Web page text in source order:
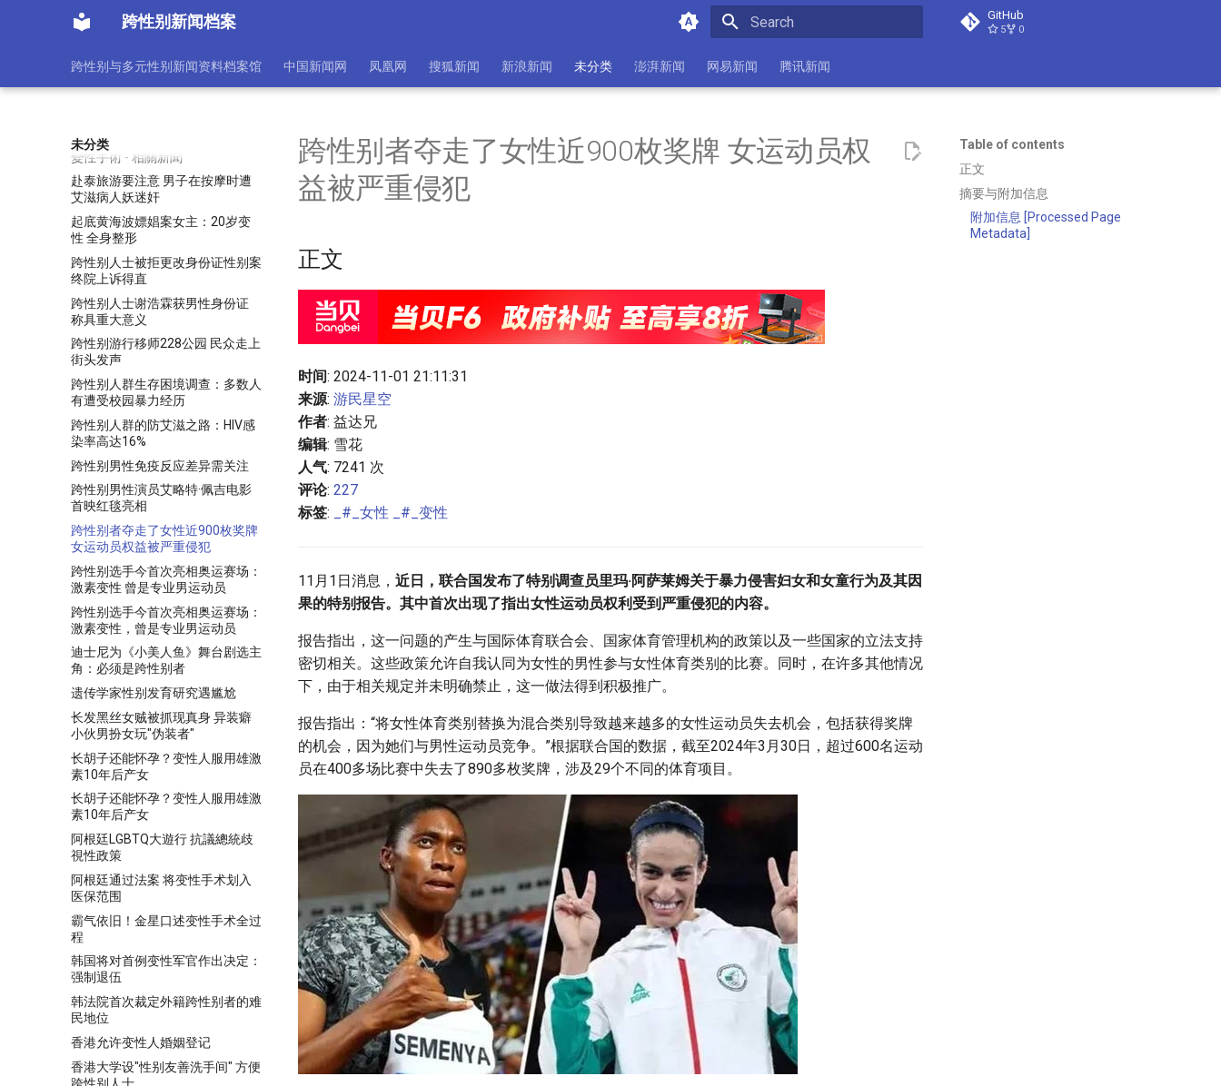
跨性别新闻档案 GitHub
5 0
跨性别与多元性别新闻资料档案馆 中国新闻网 凤凰网 搜狐新闻 新浪新闻 未分类 澎湃新闻 网易新闻 腾讯新闻
未分类
警方表示 跨性别支持者受威胁应
變性人 - 相關新聞 - 自由時報電子
報
變性手術 - 相關新聞
赴泰旅游要注意 男子在按摩时遭
艾滋病人妖迷奸
起底黄海波嫖娼案女主：20岁变
性 全身整形
跨性别人士被拒更改身份证性别案
终院上诉得直
跨性别人士谢浩霖获男性身份证
称具重大意义
跨性别游行移师228公园 民众走上
街头发声
跨性别人群生存困境调查：多数人
有遭受校园暴力经历
跨性别人群的防艾滋之路：HIV感
染率高达16%
跨性别男性免疫反应差异需关注
跨性别男性演员艾略特·佩吉电影
首映红毯亮相
跨性别者夺走了女性近900枚奖牌
女运动员权益被严重侵犯
跨性别选手今首次亮相奥运赛场：
激素变性 曾是专业男运动员
跨性别选手今首次亮相奥运赛场：
激素变性，曾是专业男运动员
迪士尼为《小美人鱼》舞台剧选主
角：必须是跨性别者
遗传学家性别发育研究遇尴尬
长发黑丝女贼被抓现真身 异装癖
小伙男扮女玩"伪装者"
长胡子还能怀孕？变性人服用雄激
素10年后产女
长胡子还能怀孕？变性人服用雄激
素10年后产女
阿根廷LGBTQ大遊行 抗議總統歧
視性政策
阿根廷通过法案 将变性手术划入
医保范围
霸气依旧！金星口述变性手术全过
程
韩国将对首例变性军官作出决定：
强制退伍
韩法院首次裁定外籍跨性别者的难
民地位
香港允许变性人婚姻登记
香港大学设"性别友善洗手间" 方便
跨性别人士
Table of contents
正文
摘要与附加信息
附加信息 [Processed Page
Metadata]
跨性别者夺走了女性近900枚奖牌 女运动员权
益被严重侵犯
正文
时间: 2024-11-01 21:11:31
来源: 游民星空
作者: 益达兄
编辑: 雪花
人气: 7241 次
评论: 227
标签: _#_女性 _#_变性
11月1日消息， 近日，联合国发布了特别调查员里玛·阿萨莱姆关于暴力侵害妇女和女童行为及其因
果的特别报告。其中首次出现了指出女性运动员权利受到严重侵犯的内容。
报告指出，这一问题的产生与国际体育联合会、国家体育管理机构的政策以及一些国家的立法支持
密切相关。这些政策允许自我认同为女性的男性参与女性体育类别的比赛。同时，在许多其他情况
下，由于相关规定并未明确禁止，这一做法得到积极推广。
报告指出：“将女性体育类别替换为混合类别导致越来越多的女性运动员失去机会，包括获得奖牌
的机会，因为她们与男性运动员竞争。”根据联合国的数据，截至2024年3月30日，超过600名运动
员在400多场比赛中失去了890多枚奖牌，涉及29个不同的体育项目。